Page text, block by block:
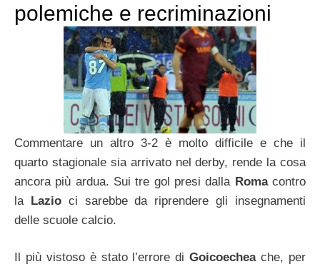
polemiche e recriminazioni
Commentare un altro 3-2 è molto difficile e che il
quarto stagionale sia arrivato nel derby, rende la cosa
ancora più ardua. Sui tre gol presi dalla Romacontro
la Lazioci sarebbe da riprendere gli insegnamenti
delle scuole calcio.
Il più vistoso è stato l’errore diGoicoecheache, per